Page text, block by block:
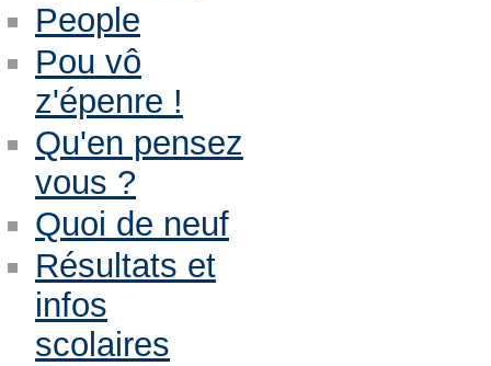
People
Pou vô
z'épenre !
Qu'en pensez
vous ?
Quoi de neuf
Résultats et
infos
scolaires